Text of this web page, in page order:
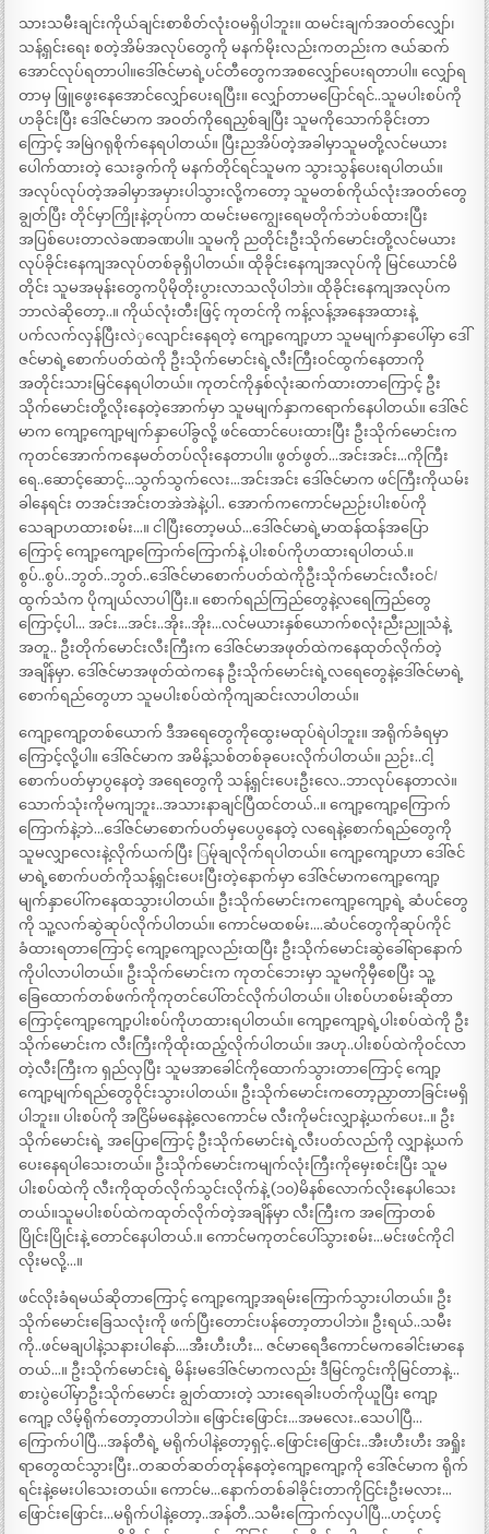
သားသမီးချင်းကိုယ်ချင်းစာစိတ်လုံးဝမရှိပါဘူး။ ထမင်းချက်အဝတ်လျှော်၊
သန့်ရှင်းရေး စတဲ့အိမ်အလုပ်တွေကို မနက်မိုးလည်းကတည်းက ဇယ်ဆက်
အောင်လုပ်ရတာပါ။ဒေါ်ဇင်မာရဲ့ပင်တီတွေကအစလျှော်ပေးရတာပါ။ လျှော်ရ
တာမှ ဖြူဖွေးနေအောင်လျှော်ပေးရပြီး။ လျှော်တာမပြောင်ရင်..သူမပါးစပ်ကို
ဟခိုင်းပြီး ဒေါ်ဇင်မာက အဝတ်ကိုရေညှစ်ချပြီး သူမကိုသောက်ခိုင်းတာ
ကြောင့် အမြဲဂရုစိုက်နေရပါတယ်။ ပြီးညအိပ်တဲ့အခါမှာသူမတို့လင်မယား
ပေါက်ထားတဲ့ သေးခွက်ကို မနက်တိုင်ရင်သူမက သွားသွန်ပေးရပါတယ်။
အလုပ်လုပ်တဲ့အခါမှာအမှားပါသွားလို့ကတော့ သူမတစ်ကိုယ်လုံးအဝတ်တွေ
ချွတ်ပြီး တိုင်မှာကြိုးနဲ့တုပ်ကာ ထမင်းမကျွေးရေမတိုက်ဘဲပစ်ထားပြီး
အပြစ်ပေးတာလဲခဏခဏပါ။ သူမကို ညတိုင်းဦးသိုက်မောင်းတို့လင်မယား
လုပ်ခိုင်းနေကျအလုပ်တစ်ခုရှိပါတယ်။ ထိုခိုင်းနေကျအလုပ်ကို မြင်ယောင်မိ
တိုင်း သူမအမုန်းတွေကပိုမိုတိုးပွားလာသလိုပါဘဲ။ ထိုခိုင်းနေကျအလုပ်က
ဘာလဲဆိုတော့..။ ကိုယ်လုံးတီးဖြင့် ကုတင်ကို ကန့်လန့်အနေအထားနဲ့
ပက်လက်လှန်ပြီးလဲှလျောင်းနေရတဲ့ ကျော့ကျော့ဟာ သူမမျက်နှာပေါ်မှာ ဒေါ်
ဇင်မာရဲ့စောက်ပတ်ထဲကို ဦးသိုက်မောင်းရဲ့လီးကြီးဝင်ထွက်နေတာကို
အတိုင်းသားမြင်နေရပါတယ်။ ကုတင်ကိုနှစ်လုံးဆက်ထားတာကြောင့် ဦး
သိုက်မောင်းတို့လိုးနေတဲ့အောက်မှာ သူမမျက်နှာကရောက်နေပါတယ်။ ဒေါ်ဇင်
မာက ကျော့ကျော့မျက်နှာပေါ်ခွလို့ ဖင်ထောင်ပေးထားပြီး ဦးသိုက်မောင်းက
ကုတင်အောက်ကနေမတ်တပ်လိုးနေတာပါ။ ဖွတ်ဖွတ်…အင်းအင်း…ကိုကြီး
ရေ..ဆောင့်ဆောင့်…သွက်သွက်လေး…အင်းအင်း ဒေါ်ဇင်မာက ဖင်ကြီးကိုယမ်း
ခါနေရင်း တအင်းအင်းတအဲအဲနဲ့ပါ.. အောက်ကကောင်မညဉ်းပါးစပ်ကို
သေချာဟထားစမ်း…။ ငါပြီးတော့မယ်…ဒေါ်ဇင်မာရဲ့မာထန်ထန်အပြော
ကြောင့် ကျော့ကျော့ကြောက်ကြောက်နဲ့ ပါးစပ်ကိုဟထားရပါတယ်.။
စွပ်..စွပ်..ဘွတ်..ဘွတ်..ဒေါ်ဇင်မာစောက်ပတ်ထဲကိုဦးသိုက်မောင်းလီးဝင်/
ထွက်သံက ပိုကျယ်လာပါပြီး.။ စောက်ရည်ကြည်တွေနဲ့လရေကြည်တွေ
ကြောင့်ပါ… အင်း…အင်း..အိုး..အိုး…လင်မယားနှစ်ယောက်စလုံးညီးညူသံနဲ့
အတူ.. ဦးတိုက်မောင်းလီးကြီးက ဒေါ်ဇင်မာအဖုတ်ထဲကနေထုတ်လိုက်တဲ့
အချိန်မှာ. ဒေါ်ဇင်မာအဖုတ်ထဲကနေ ဦးသိုက်မောင်းရဲ့လရေတွေနဲ့ဒေါ်ဇင်မာရဲ့
စောက်ရည်တွေဟာ သူမပါးစပ်ထဲကိုကျဆင်းလာပါတယ်။
ကျော့ကျော့တစ်ယောက် ဒီအရေတွေကိုထွေးမထုပ်ရဲပါဘူး။ အရိုက်ခံရမှာ
ကြောင့်လို့ပါ။ ဒေါ်ဇင်မာက အမိန့်သစ်တစ်ခုပေးလိုက်ပါတယ်။ ညဉ်း..ငါ့
စောက်ပတ်မှာပွနေတဲ့ အရေတွေကို သန့်ရှင်းပေးဦးလေ..ဘာလုပ်နေတာလဲ။
သောက်သုံးကိုမကျဘူး..အသားနာချင်ပြီထင်တယ်..။ ကျော့ကျော့ကြောက်
ကြောက်နဲ့ဘဲ…ဒေါ်ဇင်မာစောက်ပတ်မှပေပွနေတဲ့ လရေနဲ့စောက်ရည်တွေကို
သူမလျှာလေးနဲ့လိုက်ယက်ပြီး ြမ်ုချလိုက်ရပါတယ်။ ကျော့ကျော့ဟာ ဒေါ်ဇင်
မာရဲ့စောက်ပတ်ကိုသန့်ရှင်းပေးပြီးတဲ့နောက်မှာ ဒေါ်ဇင်မာကကျော့ကျော့
မျက်နှာပေါ်ကနေထသွားပါတယ်။ ဦးသိုက်မောင်းကကျော့ကျော့ရဲ့ ဆံပင်တွေ
ကို သူ့လက်ဆွဲဆုပ်လိုက်ပါတယ်။ ကောင်မထစမ်း….ဆံပင်တွေကိုဆုပ်ကိုင်
ခံထားရတာကြောင့် ကျော့ကျော့လည်းထပြီး ဦးသိုက်မောင်းဆွဲခေါ်ရာနောက်
ကိုပါလာပါတယ်။ ဦးသိုက်မောင်းက ကုတင်ဘေးမှာ သူမကိုမှီစေပြီး သူ့
ခြေထောက်တစ်ဖက်ကိုကုတင်ပေါ်တင်လိုက်ပါတယ်။ ပါးစပ်ဟစမ်းဆိုတာ
ကြောင့်ကျော့ကျော့ပါးစပ်ကိုဟထားရပါတယ်။ ကျော့ကျော့ရဲ့ပါးစပ်ထဲကို ဦး
သိုက်မောင်းက လီးကြီးကိုထိုးထည့်လိုက်ပါတယ်။ အဟု..ပါးစပ်ထဲကိုဝင်လာ
တဲ့လီးကြီးက ရှည်လှပြီး သူမအာခေါင်ကိုထောက်သွားတာကြောင့် ကျော့
ကျော့မျက်ရည်တွေဝိုင်းသွားပါတယ်။ ဦးသိုက်မောင်းကတော့ညှာတာခြင်းမရှိ
ပါဘူး။ ပါးစပ်ကို အငြိမ်မနေနဲ့လေကောင်မ လီးကိုမင်းလျှာနဲ့ယက်ပေး..။ ဦး
သိုက်မောင်းရဲ့ အပြောကြောင့် ဦးသိုက်မောင်းရဲ့လီးပတ်လည်ကို လျှာနဲ့ယက်
ပေးနေရပါသေးတယ်။ ဦးသိုက်မောင်းကမျက်လုံးကြီးကိုမှေးစင်းပြီး သူမ
ပါးစပ်ထဲကို လီးကိုထုတ်လိုက်သွင်းလိုက်နဲ့ (၁၀)မိနစ်လောက်လိုးနေပါသေး
တယ်။သူမပါးစပ်ထဲကထုတ်လိုက်တဲ့အချိန်မှာ လီးကြီးက အကြောတစ်
ပြိုင်းပြိုင်းနဲ့ တောင်နေပါတယ်.။ ကောင်မကုတင်ပေါ်သွားစမ်း…မင်းဖင်ကိုငါ
လိုးမလို့…။
ဖင်လိုးခံရမယ်ဆိုတာကြောင့် ကျော့ကျော့အရမ်းကြောက်သွားပါတယ်။ ဦး
သိုက်မောင်းခြေသလုံးကို ဖက်ပြီးတောင်းပန်တော့တာပါဘဲ။ ဦးရယ်..သမီး
ကို..ဖင်မချပါနဲ့သနားပါနော်….အီးဟီးဟီး… ဇင်မာရေဒီကောင်မကခေါင်းမာနေ
တယ်…။ ဦးသိုက်မောင်းရဲ့ မိန်းမဒေါ်ဇင်မာကလည်း ဒီမြင်ကွင်းကိုမြင်တာနဲ့…
စားပွဲပေါ်မှာဦးသိုက်မောင်း ချွတ်ထားတဲ့ သားရေခါးပတ်ကိုယူပြီး ကျော့
ကျော့ လိမ့်ရိုက်တော့တာပါဘဲ။ ဖြောင်းဖြောင်း…အမလေး..သေပါပြီ…
ကြောက်ပါပြီ…အန်တီရဲ့ မရိုက်ပါနဲ့တော့ရှင့်..ဖြောင်းဖြောင်း..အီးဟီးဟီး အရှိုး
ရာတွေထင်သွားပြီး..တဆတ်ဆတ်တုန်နေတဲ့ကျော့ကျော့ကို ဒေါ်ဇင်မာက ရိုက်
ရင်းနဲ့မေးပါသေးတယ်။ ကောင်မ…နောက်တစ်ခါခိုင်းတာကိုငြင်းဦးမလား…
ဖြောင်းဖြောင်း…မရိုက်ပါနဲ့တော့..အန်တီ..သမီးကြောက်လှပါပြီ…ဟင့်ဟင့်